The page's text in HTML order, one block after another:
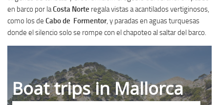
en barco por laCosta Norte regala vistas a acantilados vertiginosos,
como los de Cabo de Formentor, y paradas en aguas turquesas
donde el silencio solo se rompe con el chapoteo al saltar del barco.
Boat trips in Mallorca